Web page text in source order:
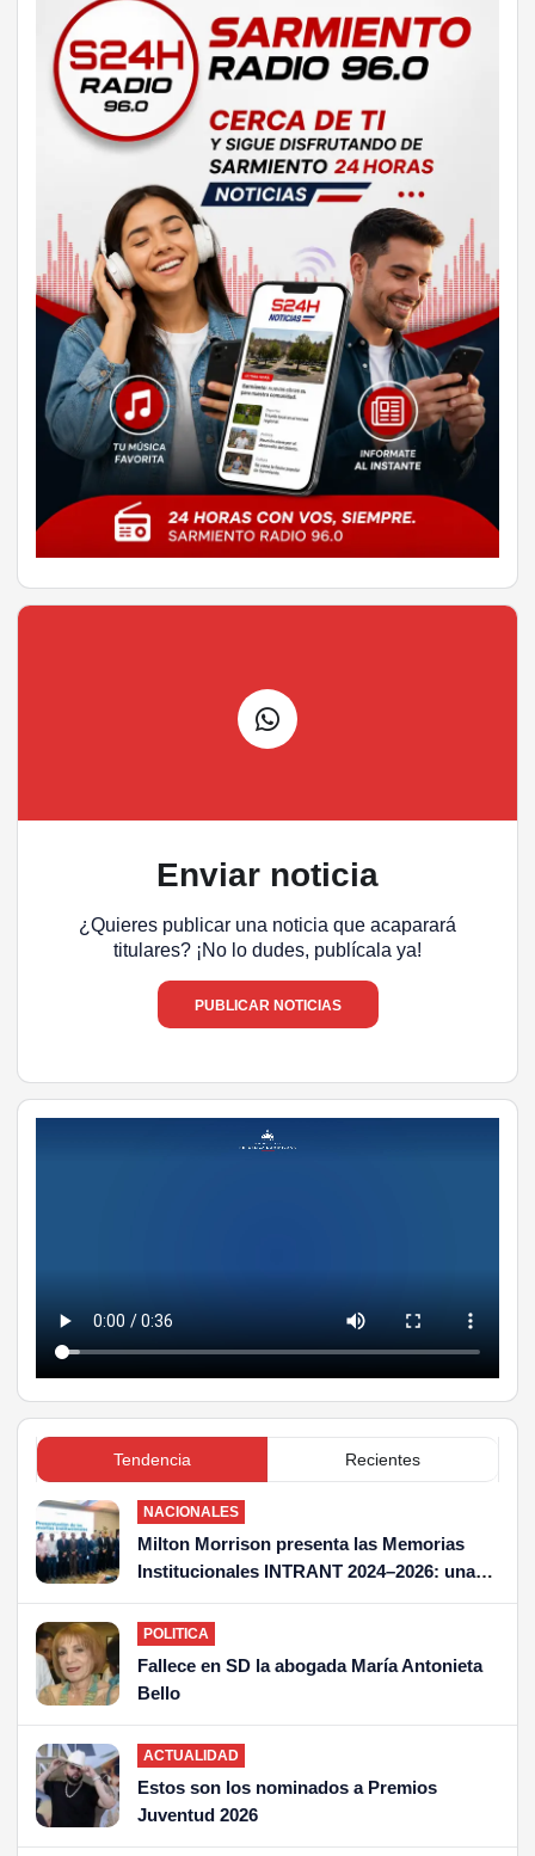
Enviar noticia
¿Quieres publicar una noticia que acaparará
titulares? ¡No lo dudes, publícala ya!
PUBLICAR NOTICIAS
Tendencia Recientes
NACIONALES
Milton Morrison presenta las Memorias
Institucionales INTRANT 2024–2026: una
gestión de transparencia, eficiencia y
transformación institucional
POLITICA
Fallece en SD la abogada María Antonieta
Bello
ACTUALIDAD
Estos son los nominados a Premios
Juventud 2026